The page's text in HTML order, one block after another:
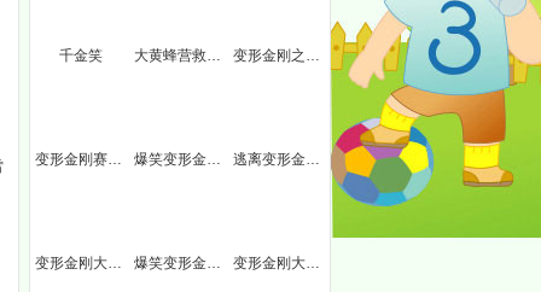
千金笑 大黄蜂营救任务 变形金刚之大战威震天
变形金刚赛车关卡全开版 爆笑变形金刚3 逃离变形金刚屋中文版
变形金刚大战坦克 爆笑变形金刚大结局 变形金刚大冒险